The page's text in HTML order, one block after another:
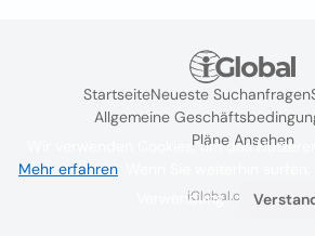
StartseiteNeueste Suchanfragen
Allgemeine
Pläne Ansehen
iGlobal.co @ 2024
Wir verwenden Cookies, um das
Mehr erfahren
Verwendung.